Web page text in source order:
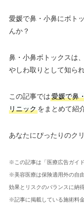
愛媛で鼻・小鼻にボト
んか？
鼻・小鼻ボトックスは
やしわ取りとして知ら
この記事では愛媛で鼻
リニックをまとめて紹
あなたにぴったりのク
※この記事は「医療広告ガイ
※美容医療は保険適用外の自由
効果とリスクのバランスに納
※記事に掲載している施術料